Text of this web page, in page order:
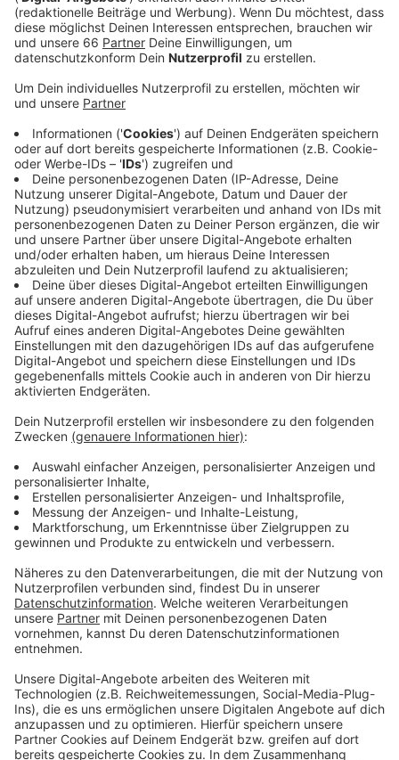
Hilfswerke können vom Deutschen Zentralinstitut für
soziale Fragen (DZI) ein Spendensiegel bekommen.
Das tragen rund 280 Organisationen, unter anderem
Geld und belegt, dass eine Organisation mit den
Außerdem gibt es noch Siegel vom Deutschen
Spendenrat, der alle drei Jahre seine
Mitgliedsorganisationen durch Wirtschaftsprüfer
kontrolliert und vom Verband Entwicklungspolitik und
Humanitäre Hilfe.
Anzeige
Sach- oder Geldspenden?
Anzeige
Grundsätzlich sind Geldspenden für die Organisationen
besser einsetzbar. Sachspenden müssen oft
höher. Außerdem können viele Waren vor Ort günstiger
eingekauft werden. Allerdings gibt es auch immer
wieder grade seriöse lokale Organisationen, die gezielt
um Sachspenden bitten. Fragt im Zweifel bei der
Anzeige
Anzeige
Grade in Fußgängerzonen sind zur Weihnachtszeit viele